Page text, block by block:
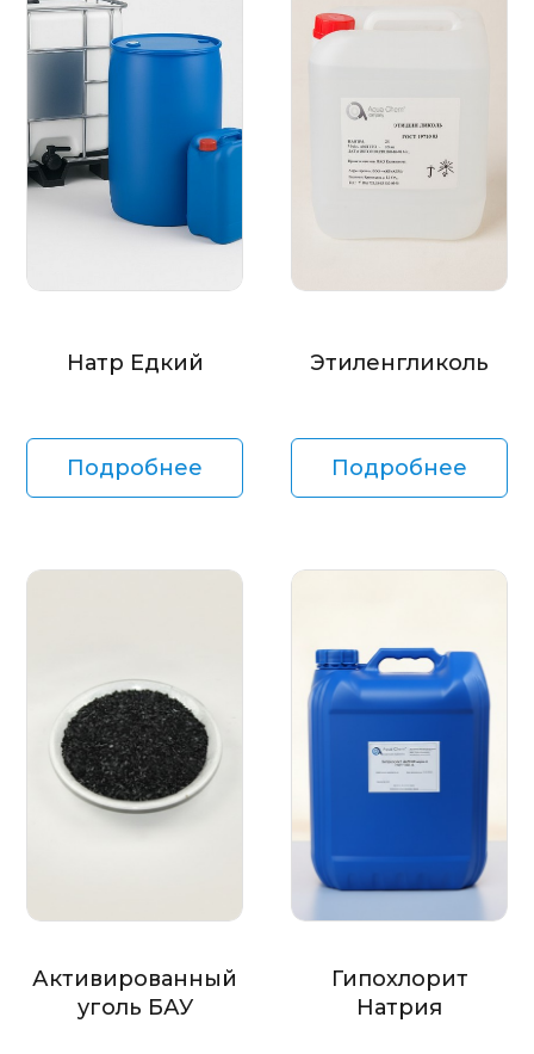
Натр Едкий
Подробнее
Этиленгликоль
Подробнее
Активированный
уголь БАУ
Гипохлорит
Натрия